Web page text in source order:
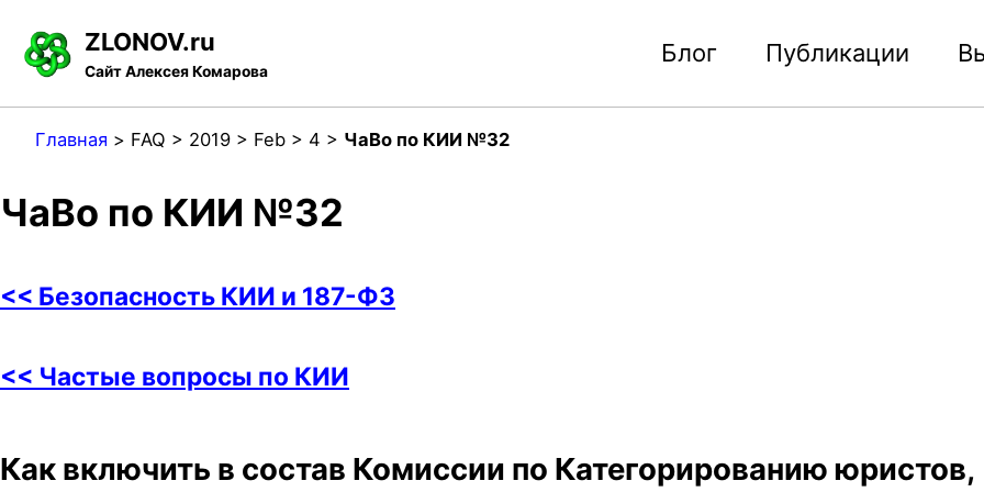
o
i
a
y
o
n
e
t
o
o
e
ZLONOV.ru
Сайт Алексея Комарова
Блог Публикации
Главная > FAQ > 2019 > Feb > 4 > ЧаВо по КИИ №32
ЧаВо по КИИ №32
<< Безопасность КИИ и 187-ФЗ
<< Частые вопросы по КИИ
Как включить в состав Комиссии по Категорированию юристов,